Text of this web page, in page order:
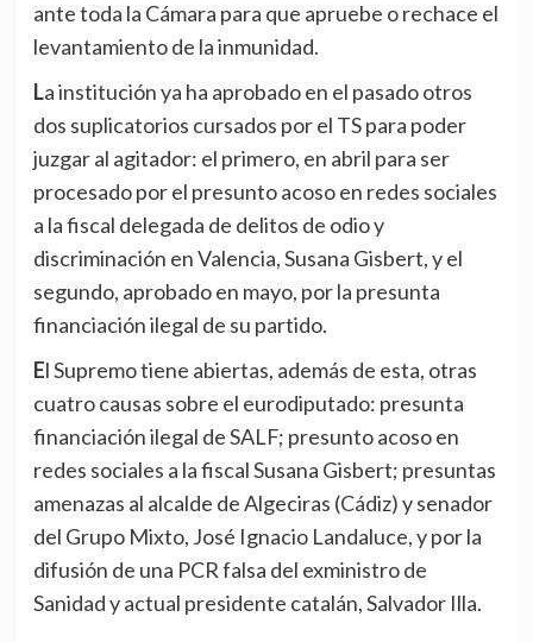
ante toda la Cámara para que apruebe o rechace el
levantamiento de la inmunidad.
La institución ya ha aprobado en el pasado otros
dos suplicatorios cursados por el TS para poder
juzgar al agitador: el primero, en abril para ser
procesado por el presunto acoso en redes sociales
a la fiscal delegada de delitos de odio y
discriminación en Valencia, Susana Gisbert, y el
segundo, aprobado en mayo, por la presunta
financiación ilegal de su partido.
El Supremo tiene abiertas, además de esta, otras
cuatro causas sobre el eurodiputado: presunta
financiación ilegal de SALF; presunto acoso en
redes sociales a la fiscal Susana Gisbert; presuntas
amenazas al alcalde de Algeciras (Cádiz) y senador
del Grupo Mixto, José Ignacio Landaluce, y por la
difusión de una PCR falsa del exministro de
Sanidad y actual presidente catalán, Salvador Illa.